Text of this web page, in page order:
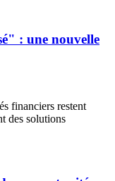
: une nouvelle
financiers restent
des solutions